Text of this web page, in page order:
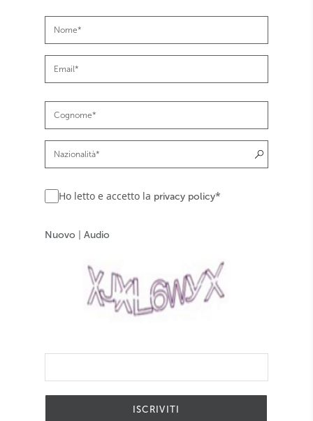
Ho letto e accetto la privacy policy*
Nuovo Audio
ISCRIVITI